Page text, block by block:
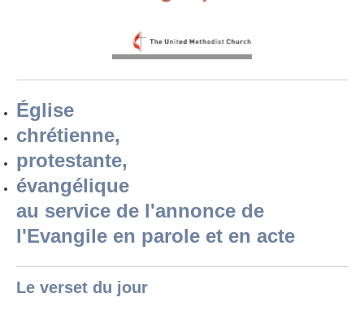
Église
chrétienne,
protestante,
évangélique
au service de l'annonce de
l'Evangile en parole et en acte
Le verset du jour